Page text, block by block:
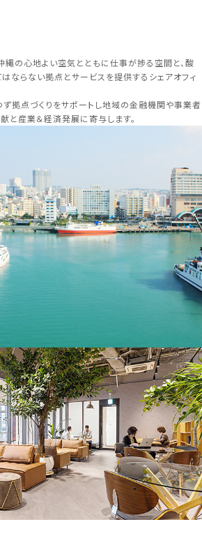
の心地よい空気とともに仕事が捗る空間と、酸
はならない拠点とサービスを提供するシェアオフィ
拠点づくりをサポートし地域の金融機関や事業者
と産業＆経済発展に寄与します。